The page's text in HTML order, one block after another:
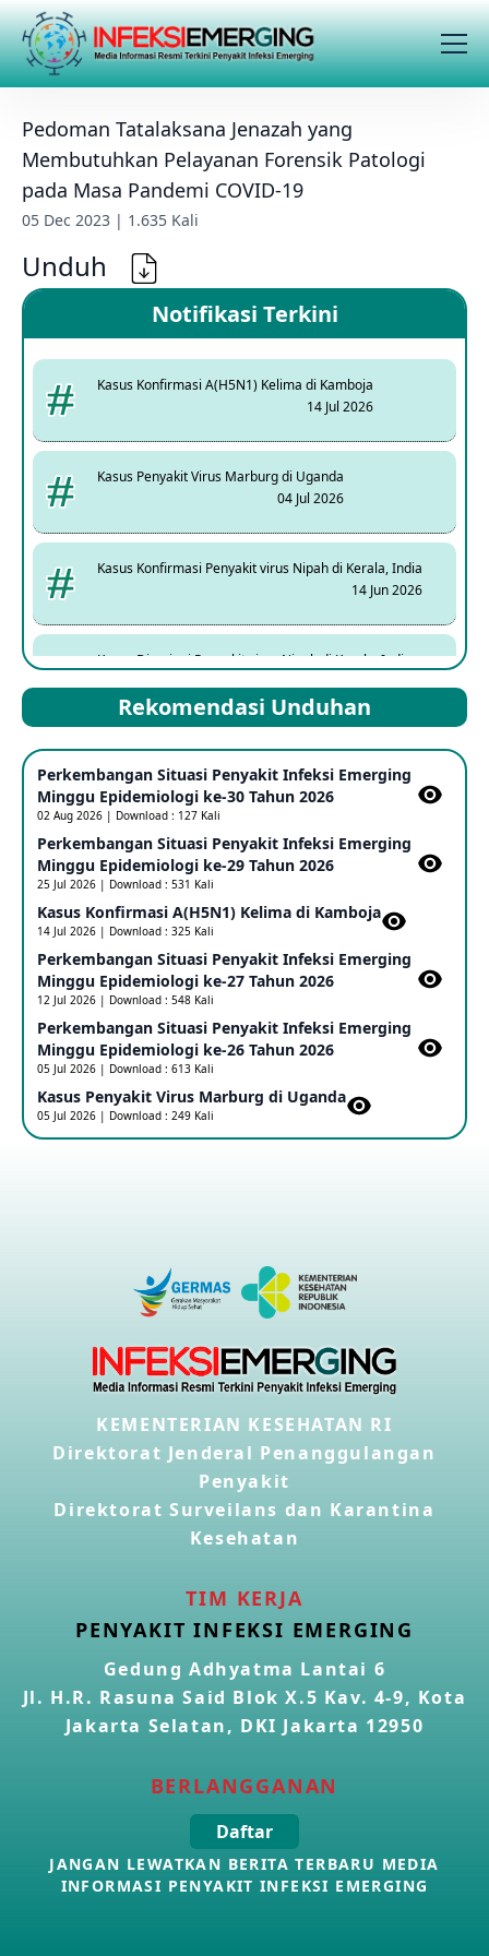
Pedoman Tatalaksana Jenazah yang
Membutuhkan Pelayanan Forensik Patologi
pada Masa Pandemi COVID-19
05 Dec 2023 | 1.635 Kali
Unduh
Notifikasi Terkini
Kasus Konfirmasi A(H5N1) Kelima di Kamboja
14 Jul 2026
Kasus Penyakit Virus Marburg di Uganda
04 Jul 2026
Kasus Konfirmasi Penyakit virus Nipah di Kerala, India
14 Jun 2026
Kasus Dicurigai Penyakit virus Nipah di Kerala, India
Mpox Clade 1b di Taiwan
25 May 2026
Update Informasi PHEIC Penyakit Ebola
23 May 2026
Penetapan Outbreak Penyakit Ebola di RD Kongo dan
Uganda Sebagai PHEIC
17 May 2026
Outbreak Penyakti Ebola di RD Kongo
16 May 2026
Kasus Konfirmasi A(H5NN6) di Cina
Penyakit virus Hanta di Kapal Pesiar Keberangkatan
04 May 2026
Penyakit Meningokokus di Vietnam
28 Apr 2026
Kasus Konfirmasi Avian Influenza A(H5N1) Keempat di
CMNV
Kasus Konfirmasi Avian Influenza A(H9N2) di Italia
19 Mar 2026
Rekomendasi Unduhan
Perkembangan Situasi Penyakit Infeksi Emerging
Minggu Epidemiologi ke-30 Tahun 2026
02 Aug 2026 | Download : 127 Kali
Perkembangan Situasi Penyakit Infeksi Emerging
Minggu Epidemiologi ke-29 Tahun 2026
25 Jul 2026 | Download : 531 Kali
Kasus Konfirmasi A(H5N1) Kelima di Kamboja​
14 Jul 2026 | Download : 325 Kali
Perkembangan Situasi Penyakit Infeksi Emerging
Minggu Epidemiologi ke-27 Tahun 2026
12 Jul 2026 | Download : 548 Kali
Perkembangan Situasi Penyakit Infeksi Emerging
Minggu Epidemiologi ke-26 Tahun 2026
05 Jul 2026 | Download : 613 Kali
Kasus Penyakit Virus Marburg di Uganda
05 Jul 2026 | Download : 249 Kali
KEMENTERIAN KESEHATAN RI
Direktorat Jenderal Penanggulangan
Penyakit
Direktorat Surveilans dan Karantina
Kesehatan
TIM KERJA
PENYAKIT INFEKSI EMERGING
Gedung Adhyatma Lantai 6
Jl. H.R. Rasuna Said Blok X.5 Kav. 4-9, Kota
Jakarta Selatan, DKI Jakarta 12950
BERLANGGANAN
Daftar
JANGAN LEWATKAN BERITA TERBARU MEDIA
INFORMASI PENYAKIT INFEKSI EMERGING